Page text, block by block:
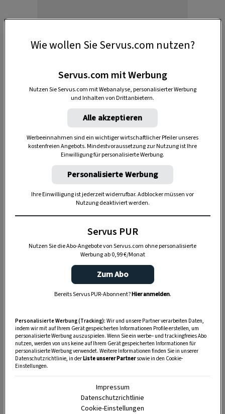
Anzeige
Frischetest im Wasser
Die Frische eines ungeöffneten Eies kann man am
mit Hilfe eines Wasserglases
mit Wasser gefüllten Schüssel testen:
„Servus Garten“ auf WhatsApp
Nutzen Sie WhatsApp auf Ihrem Handy und lieben es, auf
dem Balkon, der Terrasse oder im Garten zu werkeln? In
Wie wollen Sie Servus.com nutzen?
Servus.com mit Werbung
Nutzen Sie Servus.com mit Webanalyse, personalisierter Werbung
und Inhalten von Drittanbietern.
Alle akzeptieren
Werbeeinnahmen sind ein wichtiger wirtschaftlicher Pfeiler unseres
kostenfreien Angebots. Mindestvoraussetzung zur Nutzung ist Ihre
Einwilligung für personalisierte Werbung.
Personalisierte Werbung
Ihre Einwilligung ist jederzeit widerrufbar. Adblocker müssen vor
Nutzung deaktiviert werden.
Servus PUR
Nutzen Sie die Abo-Angebote von Servus.com ohne personalisierte
Werbung ab 0,99 €/Monat
Zum Abo
Bereits Servus PUR-Abonnent?Hier anmelden.
Personalisierte Werbung (Tracking): Wir und unsere Partner verarbeiten Daten,
indem wir mit auf Ihrem Gerät gespeicherten Informationen Profile erstellen, um
personalisierte Werbung auszuspielen. Wenn Sie ein werbe– und trackingfreies Abo
nutzen, werden von uns keine auf Ihrem Gerät gespeicherten Informationen für
personalisierte Werbung verwendet. Weitere Informationen finden Sie in unserer
Datenschutzrichtlinie, in derListe unserer Partnersowie in den Cookie-
Einstellungen.
Impressum
Datenschutzrichtlinie
Cookie-Einstellungen